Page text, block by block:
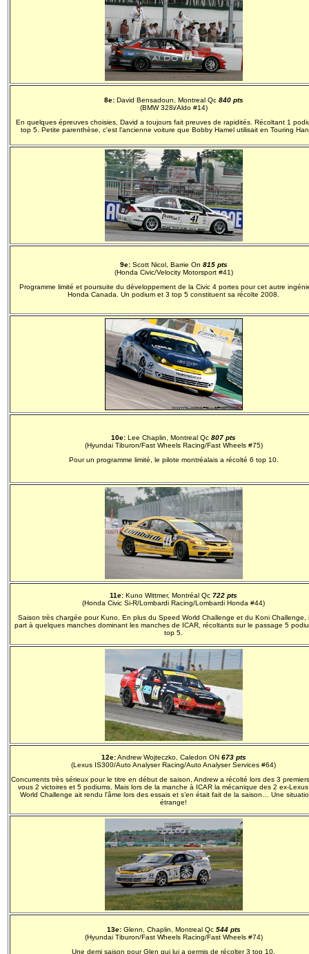
8e:David Bensadoun, Montreal Qc840 pts
(BMW 328i/Aldo #14)
En quelques épreuves choisies, David a toujours fait preuves de rapidités. Récoltant 1
top 5. Petite parenthèse, c'est l'ancienne voiture que Bobby Hamel utilisait en Touring
9e:Scott Nicol, Barrie On 815 pts
(Honda Civic/Velocity Motorsport #41)
Programme limité et poursuite du développement de la Civic 4 portes pour cet autre
Honda Canada. Un podium et 3 top 5 constituent sa récolte 2008.
10e: Lee Chaplin, Montreal Qc 807 pts
(Hyundai Tiburon/Fast Wheels Racing/Fast Wheels #75)
Pour un programme limité, le pilote montréalais a récolté 6 top 10.
11e: Kuno Wittmer, Montréal Qc 722 pts
(Honda Civic Si-R/Lombardi Racing/Lombardi Honda #44)
Saison très chargée pour Kuno. En plus du Speed World Challenge et du Koni Challenge,
part à quelques manches dominant les manches de ICAR, récoltants sur le passage 5
top 5.
12e:Andrew Wojteczko, Caledon ON 673 pts
(Lexus IS300/Auto Analyser Racing/Auto Analyser Services #64)
Concurrents très sérieux pour le titre en début de saison, Andrew a récolté lors des 3
vous 2 victoires et 5 podiums. Mais lors de la manche à ICAR la mécanique des 2 ex-
World Challenge ait rendu l'âme lors des essais et s’en était fait de la saison… Une
étrange!
13e:Glenn, Chaplin, Montreal Qc 544 pts
(Hyundai Tiburon/Fast Wheels Racing/Fast Wheels #74)
Une demi saison pour Glen qui lui a permis de récolter 3 top 10.